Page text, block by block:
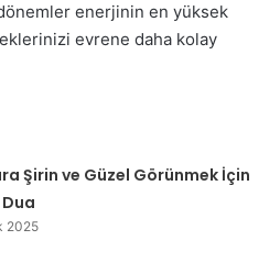
dönemler enerjinin en yüksek
evrene daha kolay
Şirin ve Güzel Görünmek İçin
Dua
2025